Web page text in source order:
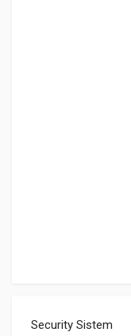
Security Sistem